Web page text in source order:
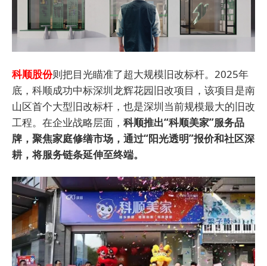
科顺股份则把目光瞄准了超大规模旧改标杆。2025年
底，科顺成功中标深圳龙辉花园旧改项目，该项目是南
山区首个大型旧改标杆，也是深圳当前规模最大的旧改
工程。在企业战略层面， 科顺推出“科顺美家”服务品
牌，聚焦家庭修缮市场，通过“阳光透明”报价和社区深
耕，将服务链条延伸至终端。